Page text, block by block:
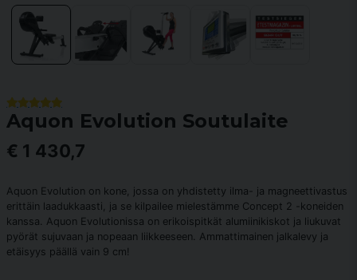
Aquon Evolution Soutulaite
€ 1 430,7
Aquon Evolution on kone, jossa on yhdistetty ilma- ja magneettivastus
erittäin laadukkaasti, ja se kilpailee mielestämme Concept 2 -koneiden
kanssa. Aquon Evolutionissa on erikoispitkät alumiinikiskot ja liukuvat
pyörät sujuvaan ja nopeaan liikkeeseen. Ammattimainen jalkalevy ja
etäisyys päällä vain 9 cm!